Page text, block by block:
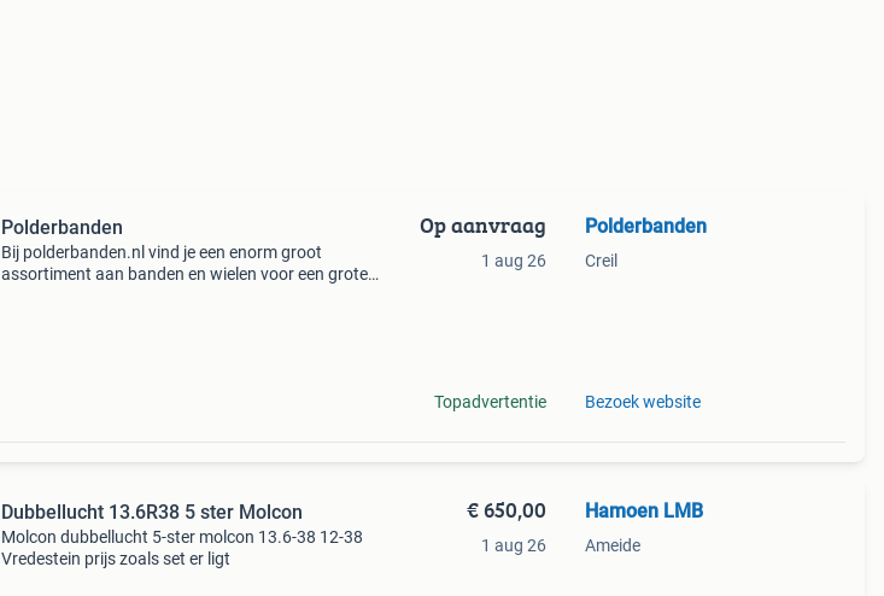
Polderbanden
Bij polderbanden.nl vind je een enorm groot
assortiment aan banden en wielen voor een grote
Op aanvraag
1 aug 26
Topadvertentie
Polderbanden
Creil
Bezoek website
Dubbellucht 13.6R38 5 ster Molcon
Molcon dubbellucht 5-ster molcon 13.6-38 12-38
Vredestein prijs zoals set er ligt
€ 650,00
1 aug 26
Hamoen LMB
Ameide